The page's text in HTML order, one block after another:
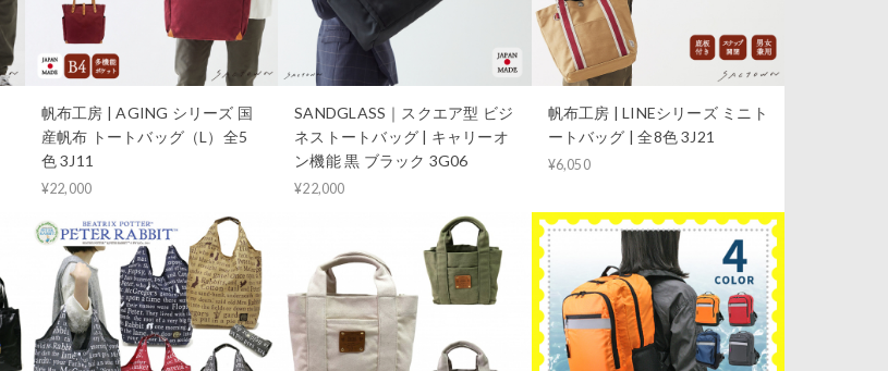
帆布工房 | AGING シリーズ 国
産帆布 トートバッグ（L）全5
色 3J11
¥22,000
SANDGLASS｜スクエア型 ビジ
ネストートバッグ | キャリーオ
ン機能 黒 ブラック 3G06
¥22,000
帆布工房 | LINEシリーズ ミニト
ートバッグ | 全8色 3J21
¥6,050